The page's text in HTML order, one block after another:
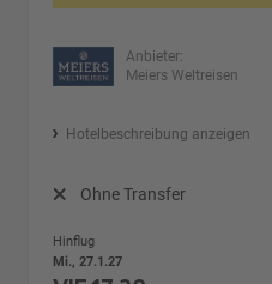
Anbieter:
Meiers Weltreisen
Hotelbeschreibung anzeigen
Ohne Transfer
Hinflug
Mi., 27.1.27